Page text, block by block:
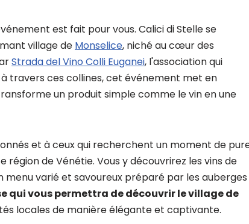
est fait pour vous. Calici di Stelle se
village de Monselice, niché au cœur des
Strada del Vino Colli Euganei, l'association qui
travers ces collines, cet événement met en
un produit simple comme le vin en une
et à ceux qui recherchent un moment de
de Vénétie. Vous y découvrirez les vins de
menu varié et savoureux préparé par les auberges
qui vous permettra de découvrir le village de
locales de manière élégante et captivante.